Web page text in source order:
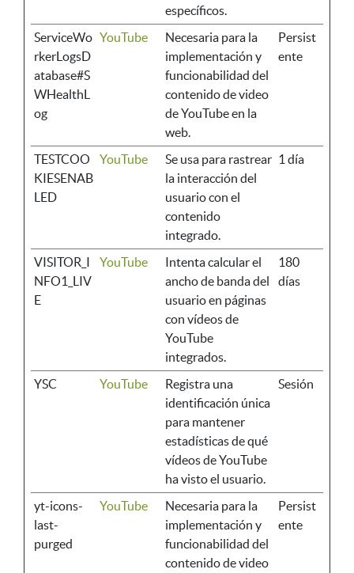
específicos.
ServiceWo
rkerLogsD
atabase#S
WHealthL
og
YouTube
Necesaria para la
implementación y
funcionabilidad del
contenido de video
de YouTube en la
web.
Persist
ente
TESTCOO
KIESENAB
LED
YouTube
Se usa para rastrear
la interacción del
usuario con el
contenido
integrado.
1 día
VISITOR_I
NFO1_LIV
E
YouTube
Intenta calcular el
ancho de banda del
usuario en páginas
con vídeos de
YouTube
integrados.
180
días
YSC YouTube
Registra una
identificación única
para mantener
estadísticas de qué
vídeos de YouTube
ha visto el usuario.
Sesión
yt-icons-
last-
purged
YouTube
Necesaria para la
implementación y
funcionabilidad del
contenido de video
Persist
ente